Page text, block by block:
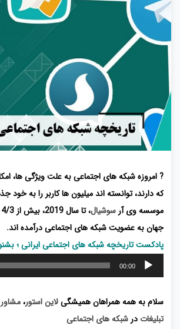
? امروزه شبکه های اجتماعی به علت ویژگی ها،
که دارند، توانسته اند میلیون ها کاربر را به خود
موسسه وی آر سوشیال
جهان به عضویت شبکه های اجتماعی درآمده اند.
پادکست تاریخچه شبکه های اجتماعی ایرانی ؛
پخش‌کننده
صوت
00:00
سلام به همه همراهان همیشگیلاین استور،مشاور
تبلیغات در شبکه های اجتماعی